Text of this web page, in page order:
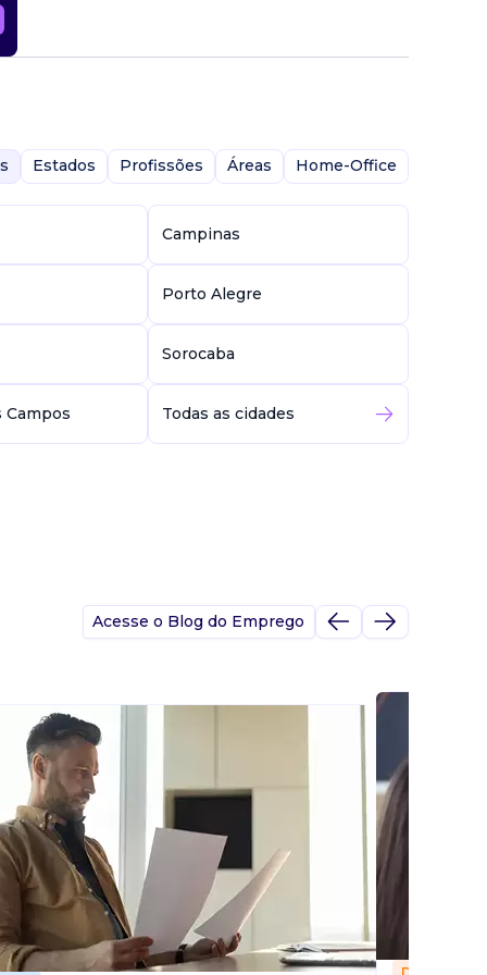
Estados Profissões Áreas Home-Office
Campinas
Porto Alegre
Sorocaba
Campos Todas as cidades
Acesse o Blog do Emprego